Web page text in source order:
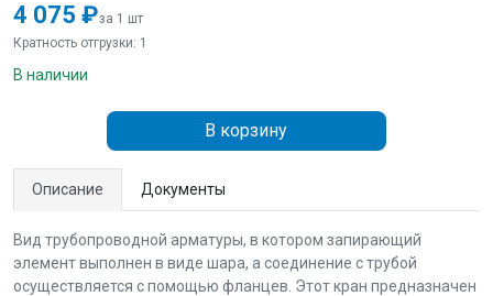
4 075 ₽за 1 шт
Кратность отгрузки: 1
В наличии
В корзину
Описание Документы
Вид трубопроводной арматуры, в котором запирающий
элемент выполнен в виде шара, а соединение с трубой
осуществляется с помощью фланцев. Этот кран предназначен